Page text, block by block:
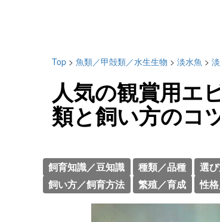
Top > 魚類／甲殻類／水生生物 > 淡水魚 >
人気の観賞用エ
類と飼い方のコ
飼育知識／豆知識 種類／品種 選
飼い方／飼育方法
繁殖／育成 性